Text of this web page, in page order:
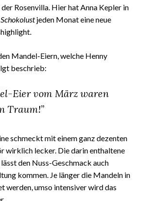
Rosenvilla. Hier hat Anna Kepler in
Schokolustjeden Monat eine neue
Mandel-Eiern, welche Henny
beschrieb:
Eier vom März waren
Traum!”
schmeckt mit einem ganz dezenten
wirklich lecker. Die darin enthaltene
den Nuss-Geschmack auch
kommen. Je länger die Mandeln in
werden, umso intensiver wird das